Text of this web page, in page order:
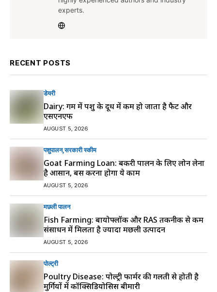
experts.
RECENT POSTS
डेयरी
Dairy: गर्मी में पशु के दूध में कम हो जाता है फैट और
एसएनएफ
AUGUST 5, 2026
पशुपालन सरकारी स्की‍म
Goat Farming Loan: बकरी पालन के लिए लोन लेना
है आसान, बस करना होगा ये काम
AUGUST 5, 2026
मछली पालन
Fish Farming: बायोफ्लॉक और RAS तकनीक से कम
संसाधन में मिलता है ज्यादा मछली उत्पादन
AUGUST 5, 2026
पोल्ट्री
Poultry Disease: पोल्ट्री फार्मर की गलती से होती है
मुर्गियों में कॉक्सिडियोसिस बीमारी